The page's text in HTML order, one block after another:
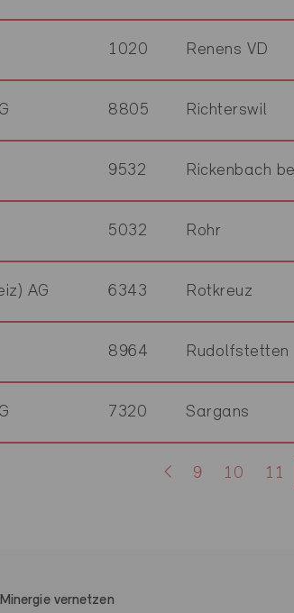
1020 Renens VD
8805 Richterswil
9532 Rickenbach
5032 Rohr
AG 6343 Rotkreuz
8964 Rudolfstetten
7320 Sargans
9 10 11
vernetzen